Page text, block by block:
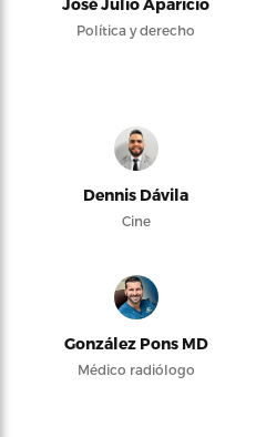
José Julio Aparicio
Política y derecho
Dennis Dávila
Cine
González Pons MD
Médico radiólogo